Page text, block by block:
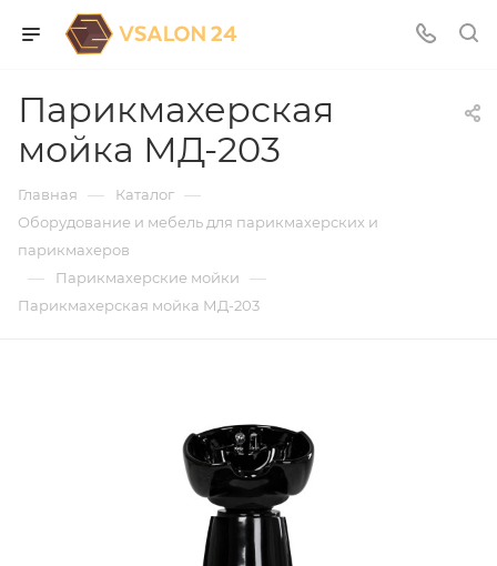
Парикмахерская
мойка МД-203
Главная — Каталог —
Оборудование и мебель для парикмахерских и
парикмахеров
— Парикмахерские мойки —
Парикмахерская мойка МД-203